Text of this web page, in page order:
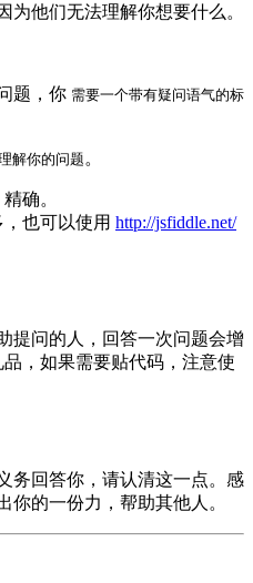
为他们无法理解你想要什么。
题，你 需要一个带有疑问语气的标
解你的问题。
确。
也可以使用 http://jsfiddle.net/
提问的人，回答一次问题会增
，如果需要贴代码，注意使
务回答你，请认清这一点。感
你的一份力，帮助其他人。